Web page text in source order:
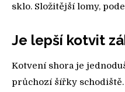
sklo. Složitější lomy,
Je lepší kotvit
Kotvení shora je
průchozí šířky